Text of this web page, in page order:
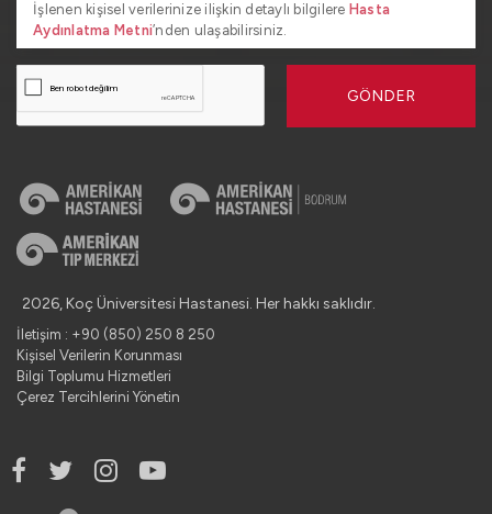
İşlenen kişisel verilerinize ilişkin detaylı bilgilere Hasta
Aydınlatma Metni’nden ulaşabilirsiniz.
GÖNDER
2026, Koç Üniversitesi Hastanesi. Her hakkı saklıdır.
İletişim : +90 (850) 250 8 250
Kişisel Verilerin Korunması
Bilgi Toplumu Hizmetleri
Çerez Tercihlerini Yönetin